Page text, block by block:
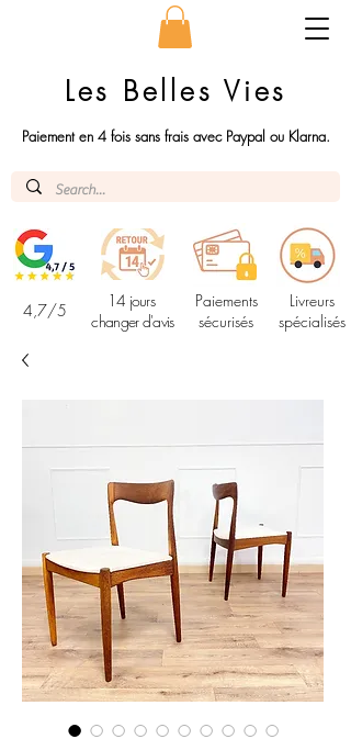
Les Belles Vies
Paiement en 4 fois sans frais avec Paypal ou Klarna.
4,7/5
14 jours
changer d'avis
Paiements
sécurisés
Livreurs
spécialisés